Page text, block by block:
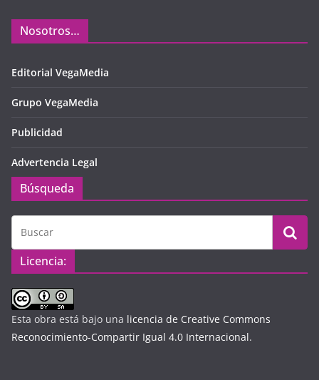
Nosotros…
Editorial VegaMedia
Grupo VegaMedia
Publicidad
Advertencia Legal
Búsqueda
Licencia:
Esta obra está bajo una licencia de Creative Commons
Reconocimiento-Compartir Igual 4.0 Internacional.